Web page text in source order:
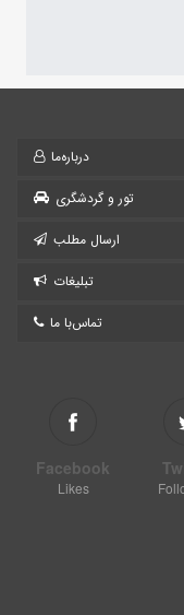
درباره‌ما
تور و گردشگری
ارسال مطلب
تبلیغات
تماس‌با ما
Facebook
Likes